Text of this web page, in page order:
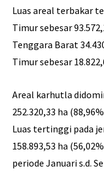
Luas areal terbakar
Timur sebesar
Tenggara Barat
Timur sebesar
Areal karhutla
252.320,33 ha
Luas tertinggi pada
158.893,53 ha
periode Januari s.d.